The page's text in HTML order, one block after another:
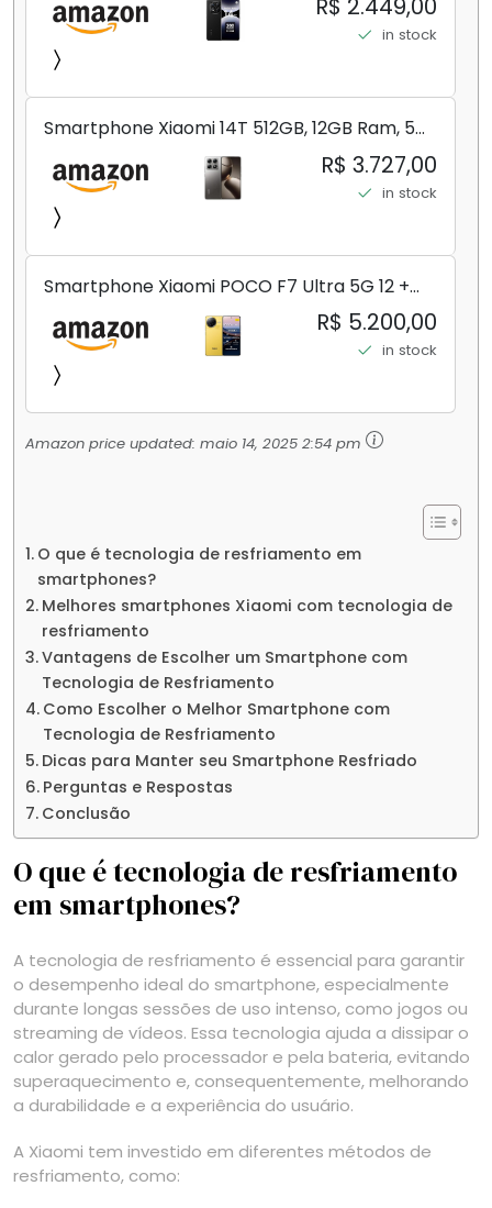
NFC [ 24090RA29G ]
R$ 2.449,00
in stock
Smartphone Xiaomi 14T 512GB, 12GB Ram, 5G,
Leica, Cinza - no Brasil
R$ 3.727,00
in stock
Smartphone Xiaomi POCO F7 Ultra 5G 12 +
256GB/16+512GB Processador Snapdragon 8
Elite Top de Linha Chip VisionBoost D7 para
Jogos Pesados Tela Flow AMOLED 2K...
R$ 5.200,00
in stock
Amazon price updated: maio 14, 2025 2:54 pm
O que é tecnologia de resfriamento em
smartphones?
Melhores smartphones Xiaomi com tecnologia de
resfriamento
Vantagens de Escolher um Smartphone com
Tecnologia de Resfriamento
Como Escolher o Melhor Smartphone com
Tecnologia de Resfriamento
Dicas para Manter seu Smartphone Resfriado
Perguntas e Respostas
Conclusão
O que é tecnologia de resfriamento
em smartphones?
A tecnologia de resfriamento é essencial para garantir
o desempenho ideal do smartphone, especialmente
durante longas sessões de uso intenso, como jogos ou
streaming de vídeos. Essa tecnologia ajuda a dissipar o
calor gerado pelo processador e pela bateria, evitando
superaquecimento e, consequentemente, melhorando
a durabilidade e a experiência do usuário.
A Xiaomi tem investido em diferentes métodos de
resfriamento, como: